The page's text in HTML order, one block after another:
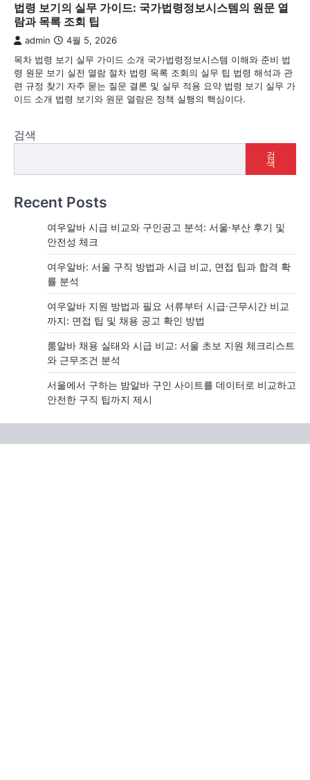
법령 보기의 실무 가이드: 국가법령정보시스템의 원문 열
람과 목록 조회 팁
admin 4월 5, 2026
목차 법령 보기 실무 가이드 소개 국가법령정보시스템 이해와 준비 법
령 원문 보기 실전 열람 절차 법령 목록 조회의 실무 팁 법령 해석과 관
련 규정 찾기 자주 묻는 질문 결론 및 실무 적용 요약 법령 보기 실무 가
이드 소개 법령 보기와 원문 열람은 정책 실행의 핵심이다.
검색
검
색
Recent Posts
여우알바 시급 비교와 구인공고 분석: 서울·부산 후기 및
안전성 체크
여우알바: 서울 구직 방법과 시급 비교, 면접 팁과 합격 확
률 분석
여우알바 지원 방법과 필요 서류부터 시급·근무시간 비교
까지: 면접 팁 및 채용 공고 확인 방법
룸알바 채용 실태와 시급 비교: 서울 초보 지원 체크리스트
와 근무조건 분석
서울에서 구하는 밤알바 구인 사이트를 데이터로 비교하고
안전한 구직 팁까지 제시